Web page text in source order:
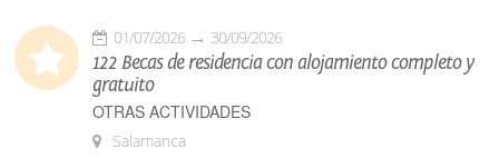
01/07/2026 30/09/2026
122 Becas de residencia con alojamiento completo y
gratuito
OTRAS ACTIVIDADES
Salamanca